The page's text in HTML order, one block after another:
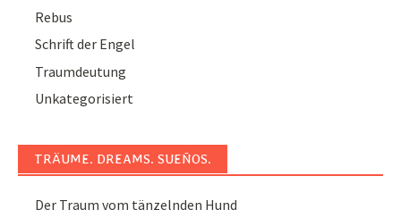
Rebus
Schrift der Engel
Traumdeutung
Unkategorisiert
TRÄUME. DREAMS. SUEÑOS.
Der Traum vom tänzelnden Hund